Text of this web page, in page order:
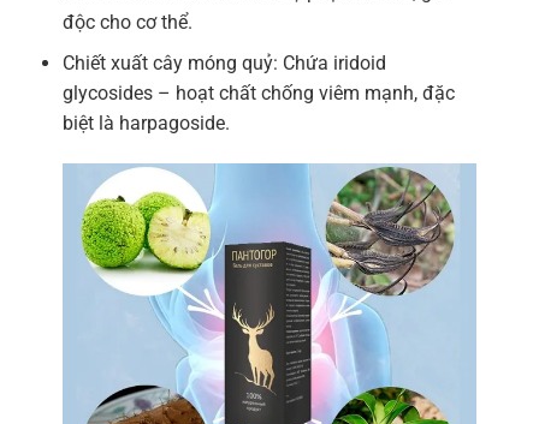
độc cho cơ thể.
Chiết xuất cây móng quỷ: Chứa iridoid
glycosides – hoạt chất chống viêm mạnh, đặc
biệt là harpagoside.